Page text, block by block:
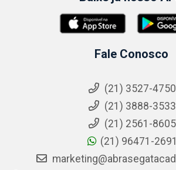
Fale Conosco
(21) 3527-4750
(21) 3888-3533
(21) 2561-8605
(21) 96471-2691